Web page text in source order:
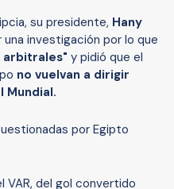
su presidente, Hany
una investigación por lo que
arbitrales" y pidió que el
no vuelvan a dirigir
por Egipto
VAR, del gol convertido